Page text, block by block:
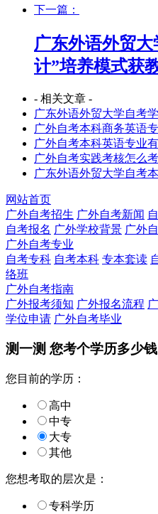
下一篇：
广东外语外贸
计”培养模式获
- 相关文章 -
广东外语外贸大学自考
广外自考本科商务英语
广外自考本科英语专业
广外自考实践考核怎么
广东外语外贸大学自考
网站首页
广外自考招生 广外自考新闻
自考报名 广外学校背景 广外
广外自考专业
自考专科 自考本科 专本套读
络班
广外自考指南
广外报考须知 广外报名流程
学位申请 广外自考毕业
测一测 您考个学历多少
您目前的学历：
高中
中专
大专
其他
您想考取的层次是：
专科学历